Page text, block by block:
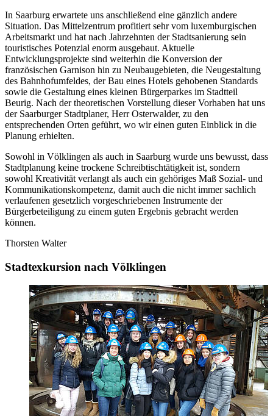
In Saarburg erwartete uns anschließend eine gänzlich andere
Situation. Das Mittelzentrum profitiert sehr vom luxemburgischen
Arbeitsmarkt und hat nach Jahrzehnten der Stadtsanierung sein
touristisches Potenzial enorm ausgebaut. Aktuelle
Entwicklungsprojekte sind weiterhin die Konversion der
französischen Garnison hin zu Neubaugebieten, die Neugestaltung
des Bahnhofumfeldes, der Bau eines Hotels gehobenen Standards
sowie die Gestaltung eines kleinen Bürgerparkes im Stadtteil
Beurig. Nach der theoretischen Vorstellung dieser Vorhaben hat uns
der Saarburger Stadtplaner, Herr Osterwalder, zu den
entsprechenden Orten geführt, wo wir einen guten Einblick in die
Planung erhielten.
Sowohl in Völklingen als auch in Saarburg wurde uns bewusst, dass
Stadtplanung keine trockene Schreibtischtätigkeit ist, sondern
sowohl Kreativität verlangt als auch ein gehöriges Maß Sozial- und
Kommunikationskompetenz, damit auch die nicht immer sachlich
verlaufenen gesetzlich vorgeschriebenen Instrumente der
Bürgerbeteiligung zu einem guten Ergebnis gebracht werden
können.
Thorsten Walter
Stadtexkursion nach Völklingen